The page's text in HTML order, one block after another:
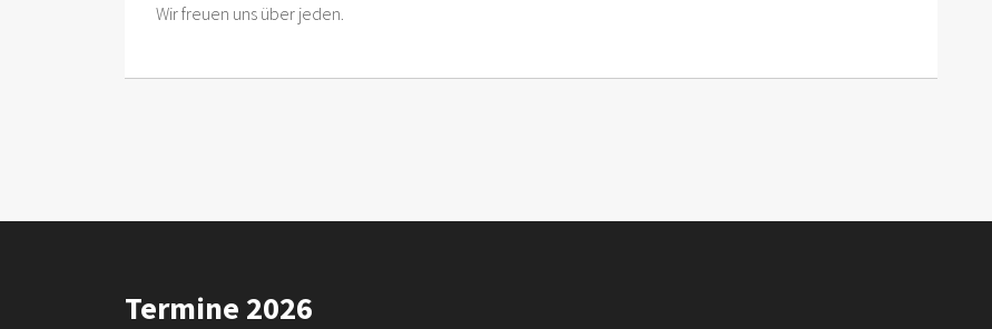
Wir freuen uns über jeden.
Termine 2026